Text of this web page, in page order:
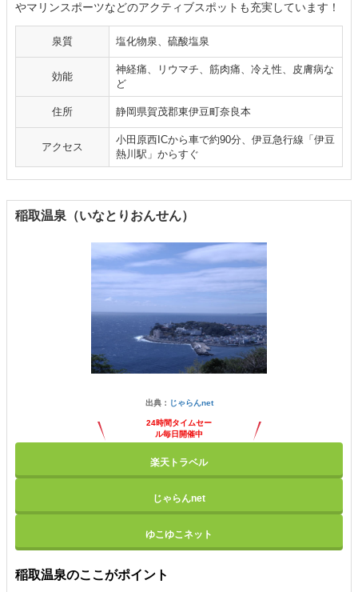
やマリンスポーツなどのアクティブスポットも充実しています！
泉質 塩化物泉、硫酸塩泉
効能
神経痛、リウマチ、筋肉痛、冷え性、皮膚病な
ど
住所 静岡県賀茂郡東伊豆町奈良本
アクセス
小田原西ICから車で約90分、伊豆急行線「伊豆
熱川駅」からすぐ
稲取温泉（いなとりおんせん）
出典： じゃらんnet
24時間タイムセー
ル毎日開催中
楽天トラベル
じゃらんnet
ゆこゆこネット
稲取温泉のここがポイント